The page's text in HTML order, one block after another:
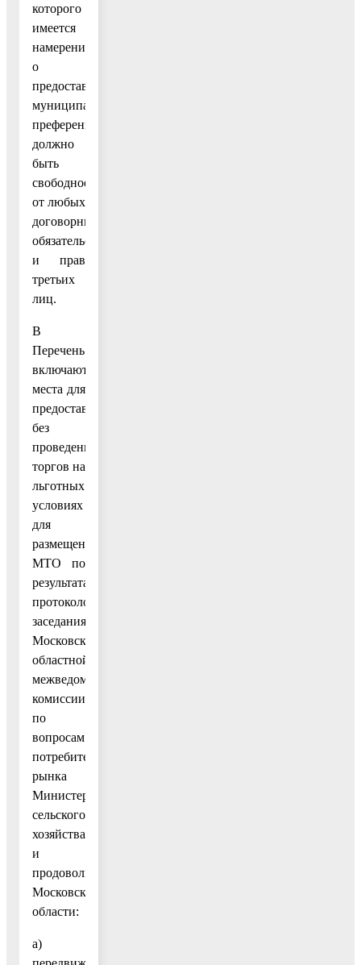
которого
имеется
намерение
о
предоставлении
муниципальной
преференции,
должно
быть
свободное
от любых
договорных
обязательств
и прав
третьих
лиц.
В
Перечень
включаются
места для
предоставления
без
проведения
торгов на
льготных
условиях
для
размещения
МТО по
результатам
протоколов
заседания
Московской
областной
межведомственной
комиссии
по
вопросам
потребительского
рынка
Министерства
сельского
хозяйства
и
продовольствия
Московской
области:
а)